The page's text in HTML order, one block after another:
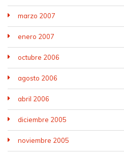
marzo 2007
enero 2007
octubre 2006
agosto 2006
abril 2006
diciembre 2005
noviembre 2005